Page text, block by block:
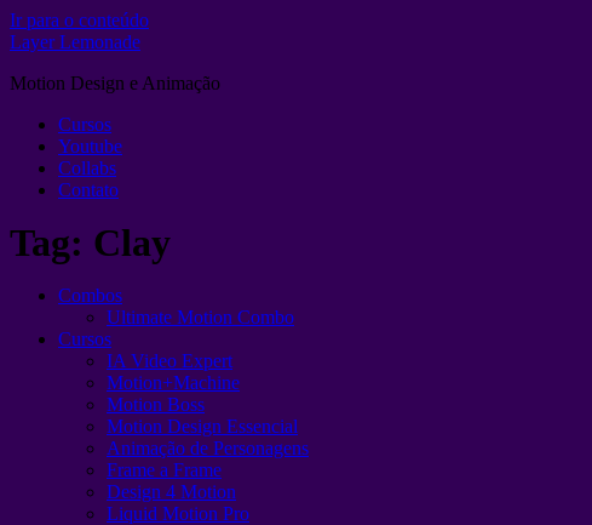
Ir para o conteúdo
Layer Lemonade
Motion Design e Animação
Cursos
Youtube
Collabs
Contato
Tag: Clay
Combos
Ultimate Motion Combo
Cursos
IA Video Expert
Motion+Machine
Motion Boss
Motion Design Essencial
Animação de Personagens
Frame a Frame
Design 4 Motion
Liquid Motion Pro